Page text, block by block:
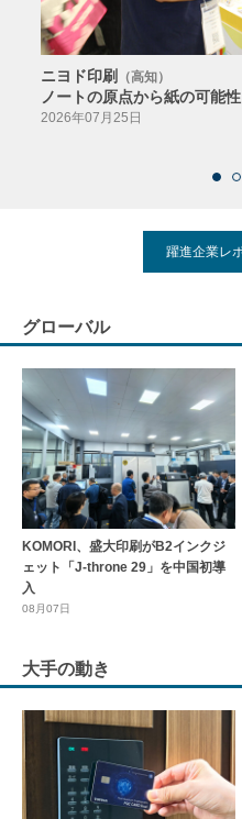
ニヨド印刷 （高知）
ノートの原点から紙の可能
2026年07月25日
躍進企業レ
グローバル
KOMORI、盛大印刷がB2インクジ
ェット「J-throne 29」を中国初導
入
08月07日
大手の動き